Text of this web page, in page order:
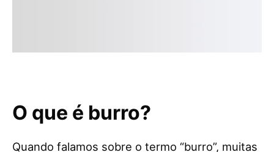
O que é burro?
Quando falamos sobre o termo “burro”, muitas